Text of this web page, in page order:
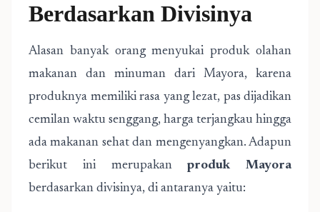
Berdasarkan Divisinya
Alasan banyak orang menyukai produk olahan
makanan dan minuman dari Mayora, karena
produknya memiliki rasa yang lezat, pas dijadikan
cemilan waktu senggang, harga terjangkau hingga
ada makanan sehat dan mengenyangkan. Adapun
berikut ini merupakanproduk Mayora
berdasarkan divisinya, di antaranya yaitu: